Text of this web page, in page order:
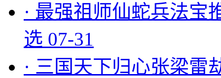
· 最强祖师仙蛇兵法宝
选 07-31
· 三国天下归心张梁雷